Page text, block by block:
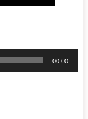
00:00